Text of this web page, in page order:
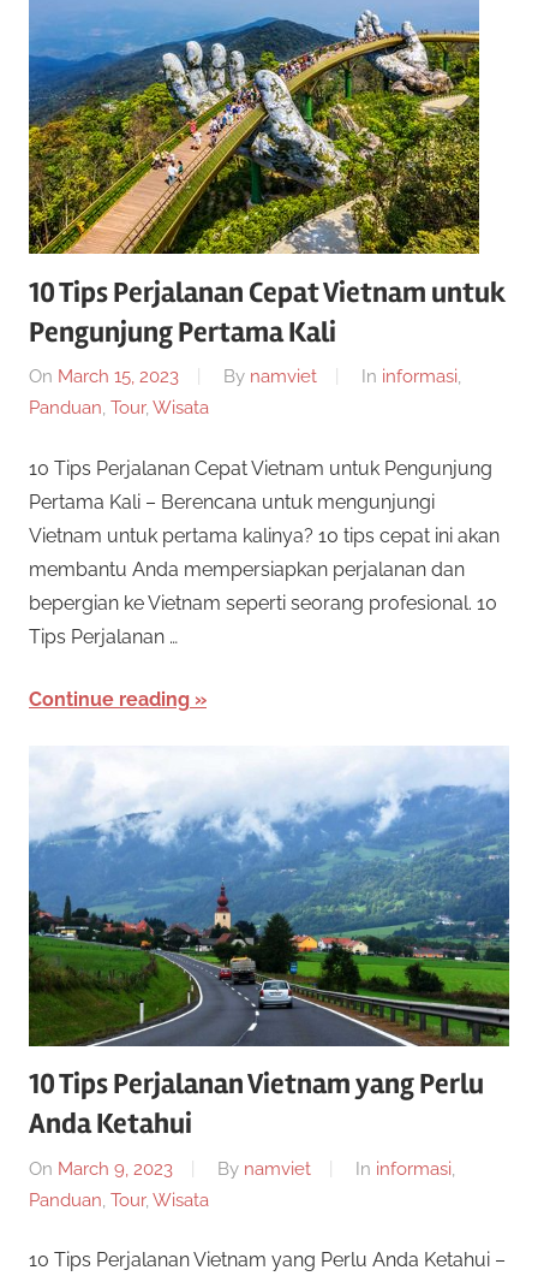
a
r
S
i
t
u
s
S
l
o
t
O
n
l
i
n
e
R
e
s
m
e
n
s
l
o
t
o
n
i
n
e
n
i
m
e
b
n
y
a
k
n
i
n
10 Tips Perjalanan Cepat Vietnam untuk
Pengunjung Pertama Kali
On March 15, 2023 By namviet In informasi,
Panduan, Tour, Wisata
10 Tips Perjalanan Cepat Vietnam untuk Pengunjung
Pertama Kali – Berencana untuk mengunjungi
Vietnam untuk pertama kalinya? 10 tips cepat ini akan
membantu Anda mempersiapkan perjalanan dan
bepergian ke Vietnam seperti seorang profesional. 10
Tips Perjalanan …
Continue reading
10 Tips Perjalanan Vietnam yang Perlu
Anda Ketahui
On March 9, 2023 By namviet In informasi,
Panduan, Tour, Wisata
10 Tips Perjalanan Vietnam yang Perlu Anda Ketahui –